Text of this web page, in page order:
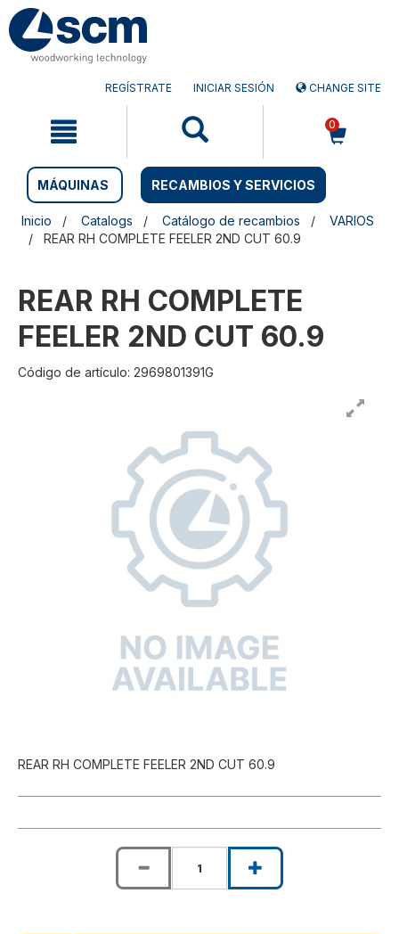
Saltar
contenido
Saltar
menú
REGÍSTRATE INICIAR SESIÓN CHANGE SITE
0
MÁQUINAS RECAMBIOS Y SERVICIOS
Inicio Catalogs Catálogo de recambios
VARIOS
REAR RH COMPLETE FEELER 2ND CUT 60.9
REAR RH COMPLETE
FEELER 2ND CUT 60.9
Código de artículo: 2969801391G
REAR RH COMPLETE FEELER 2ND CUT 60.9